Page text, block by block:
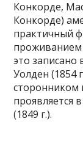
Конкорде,
Конкорде)
практичный
проживанием
это записано
Уолден (1854
сторонником
проявляется
(1849 г.).